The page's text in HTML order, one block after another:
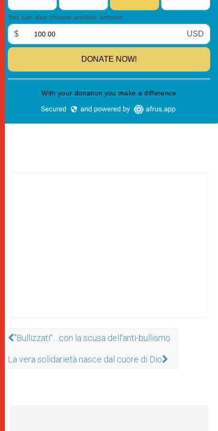
"Bullizzati"... con la scusa dell'anti-bullismo
La vera solidarietà nasce dal cuore di Dio